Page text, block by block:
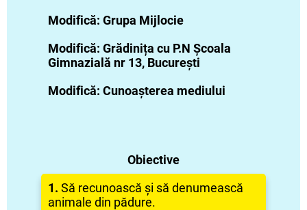
Modifică: Grupa Mijlocie
Modifică: Grădinița cu P.N Școala
Gimnazială nr 13, București
Modifică: Cunoașterea mediului
Obiective
1. Să recunoască și să denumească
animale din pădure.